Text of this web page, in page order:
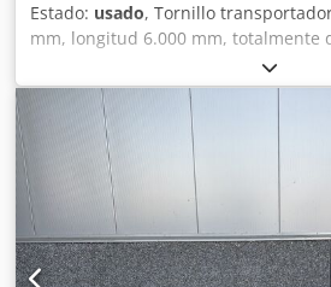
Estado: usado, Tornillo
mm, longitud 6.000 mm, totalmente
(excepto el sistema de transmisión).
El protector carece de algunas